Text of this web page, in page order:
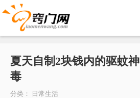
夏天自制2块钱内的驱蚊
毒
分类： 日常生活